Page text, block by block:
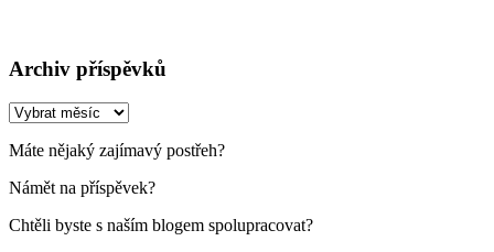
Archiv příspěvků
Archiv
Máte nějaký zajímavý postřeh?
Námět na příspěvek?
Chtěli byste s naším blogem spolupracovat?